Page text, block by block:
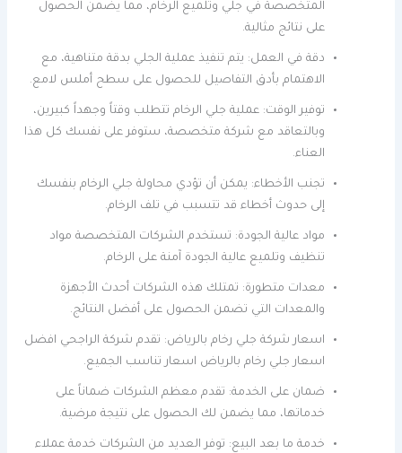
المتخصصة في جلي وتلميع الرخام، مما يضمن الحصول
على نتائج مثالية.
دقة في العمل: يتم تنفيذ عملية الجلي بدقة متناهية، مع
الاهتمام بأدق التفاصيل للحصول على سطح أملس لامع.
توفير الوقت: عملية جلي الرخام تتطلب وقتاً وجهداً كبيرين،
وبالتعاقد مع شركة متخصصة، ستوفر على نفسك كل هذا
العناء.
تجنب الأخطاء: يمكن أن تؤدي محاولة جلي الرخام بنفسك
إلى حدوث أخطاء قد تتسبب في تلف الرخام.
مواد عالية الجودة: تستخدم الشركات المتخصصة مواد
تنظيف وتلميع عالية الجودة آمنة على الرخام.
معدات متطورة: تمتلك هذه الشركات أحدث الأجهزة
والمعدات التي تضمن الحصول على أفضل النتائج.
اسعار شركة جلي رخام بالرياض: تقدم شركة الراجحي افضل
اسعار جلي رخام بالرياض اسعار تناسب الجميع.
ضمان على الخدمة: تقدم معظم الشركات ضماناً على
خدماتها، مما يضمن لك الحصول على نتيجة مرضية.
خدمة ما بعد البيع: توفر العديد من الشركات خدمة عملاء